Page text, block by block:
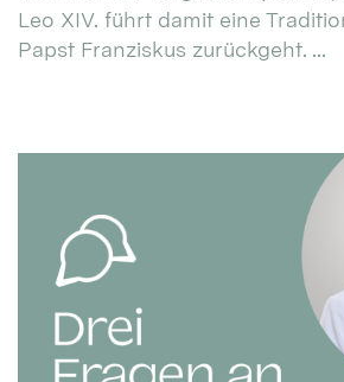
Leo XIV. führt damit eine
Papst Franziskus zurückgeht. ...